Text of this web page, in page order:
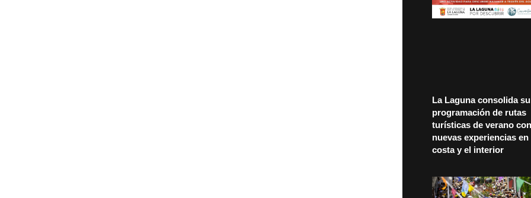
La Laguna consolida su
programación de rutas
turísticas de verano con
nuevas experiencias en
costa y el interior